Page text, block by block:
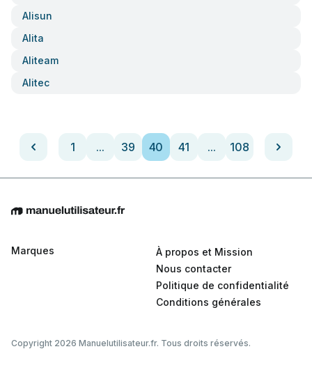
Alisun
Alita
Aliteam
Alitec
1 ... 39 40 41 ... 108
Marques
À propos et Mission
Nous contacter
Politique de confidentialité
Conditions générales
Copyright 2026 Manuelutilisateur.fr. Tous droits réservés.